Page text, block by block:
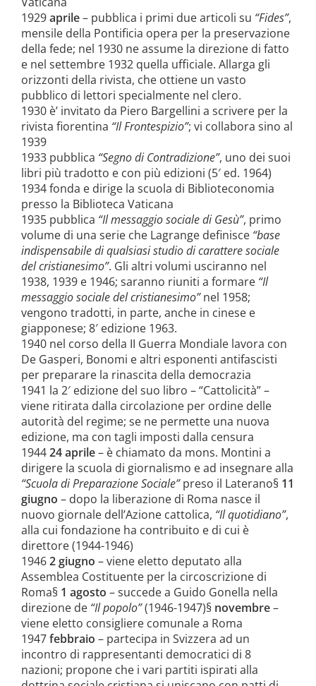
1929aprile– pubblica i primi due articoli su “Fides”,
mensile della Pontificia opera per la preservazione
della fede; nel 1930 ne assume la direzione di fatto
e nel settembre 1932 quella ufficiale. Allarga gli
orizzonti della rivista, che ottiene un vasto
pubblico di lettori specialmente nel clero.
1930 è’ invitato da Piero Bargellini a scrivere per la
rivista fiorentina “Il Frontespizio”; vi collabora sino al
1939
1933 pubblica “Segno di Contradizione”, uno dei suoi
libri più tradotto e con più edizioni (5′ ed. 1964)
1934 fonda e dirige la scuola di Biblioteconomia
presso la Biblioteca Vaticana
1935 pubblica “Il messaggio sociale di Gesù”, primo
volume di una serie che Lagrange definisce “base
indispensabile di qualsiasi studio di carattere sociale
del cristianesimo”. Gli altri volumi usciranno nel
1938, 1939 e 1946; saranno riuniti a formare “Il
messaggio sociale del cristianesimo”nel 1958;
vengono tradotti, in parte, anche in cinese e
giapponese; 8′ edizione 1963.
1940 nel corso della II Guerra Mondiale lavora con
De Gasperi, Bonomi e altri esponenti antifascisti
per preparare la rinascita della democrazia
1941 la 2′ edizione del suo libro – “Cattolicità” –
viene ritirata dalla circolazione per ordine delle
autorità del regime; se ne permette una nuova
edizione, ma con tagli imposti dalla censura
194424 aprile– è chiamato da mons. Montini a
dirigere la scuola di giornalismo e ad insegnare alla
“Scuola di Preparazione Sociale”preso il Laterano§ 11
giugno – dopo la liberazione di Roma nasce il
nuovo giornale dell’Azione cattolica, “Il quotidiano”,
alla cui fondazione ha contribuito e di cui è
direttore (1944-1946)
19462 giugno – viene eletto deputato alla
Assemblea Costituente per la circoscrizione di
Roma§ 1 agosto – succede a Guido Gonella nella
direzione de “Il popolo”(1946-1947)§ novembre–
viene eletto consigliere comunale a Roma
1947febbraio – partecipa in Svizzera ad un
incontro di rappresentanti democratici di 8
nazioni; propone che i vari partiti ispirati alla